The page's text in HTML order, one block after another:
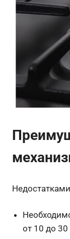
от 10 до